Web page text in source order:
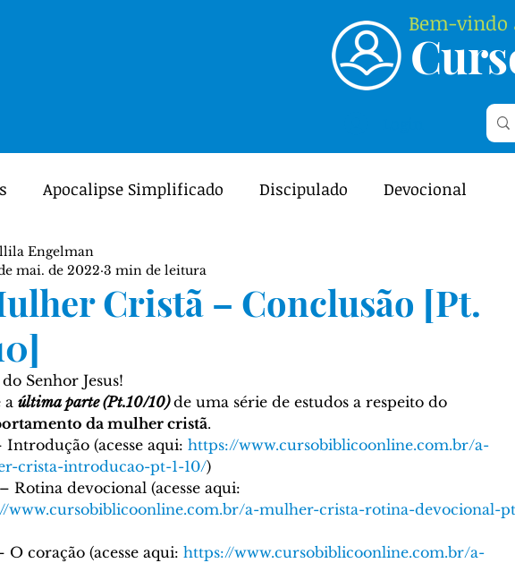
Bem-vindo
Apocalipse Simplificado Discipulado Devocional
Portal GUIAME
Bíblica EVANGELISMO E MISSÕES Curso Bíblico Online
de Israel e Reis de Judá
Tabernáculo Sábado (Shabbat) Temas Bíblicos
Cristã – Conclusão [Pt.
Engelman
mai. de 2022 3 min de leitura
Senhor Jesus!
a última parte (Pt.10/10) de uma série de estudos a respeito do
da mulher cristã.
Introdução (acesse aqui: https://www.cursobiblicoonline.com.br/a-
crista-introducao-pt-1-10/)
Rotina devocional (acesse aqui:
www.cursobiblicoonline.com.br/a-mulher-crista-rotina-devocional-
O coração (acesse aqui: https://www.cursobiblicoonline.com.br/a-